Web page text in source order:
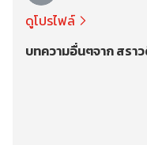
ดูโปรไฟล์
บทความอื่นๆจาก สรา